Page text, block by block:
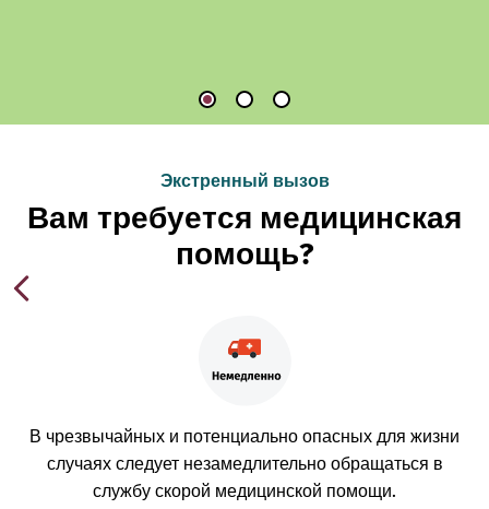
Экстренный вызов
Вам требуется медицинская
помощь?
В чрезвычайных и потенциально опасных для жизни
случаях следует незамедлительно обращаться в
службу скорой медицинской помощи.